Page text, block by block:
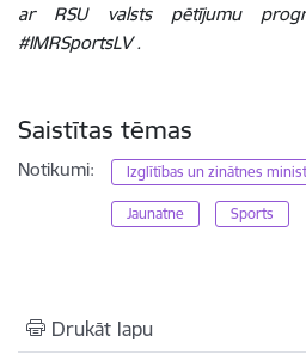
ar RSU valsts pētījumu
#IMRSportsLV.
Saistītas tēmas
Notikumi: Izglītības un zinātnes
Jaunatne Sports
Drukāt lapu